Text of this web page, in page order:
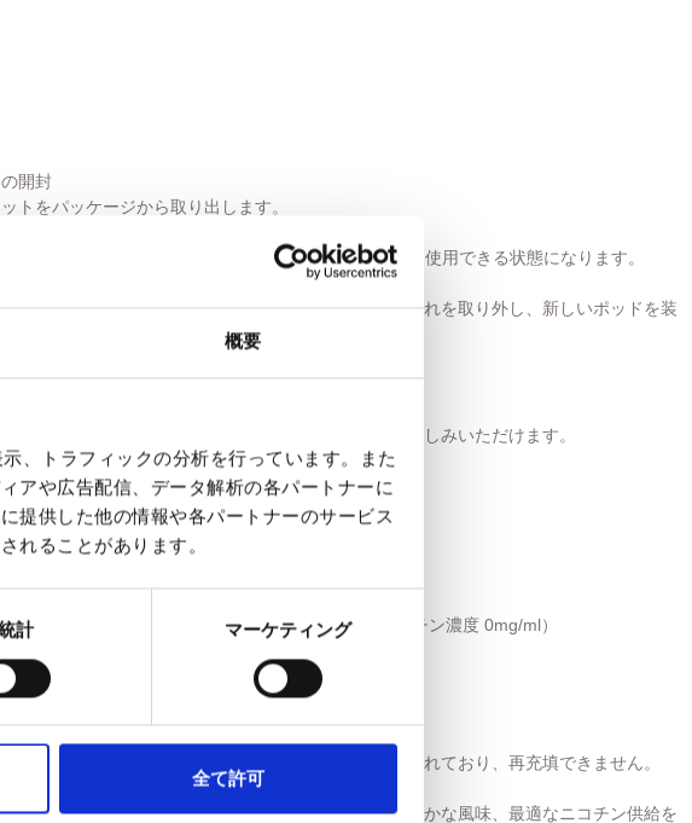
概要
、トラフィックの分析を行っています。また
アや広告配信、データ解析の各パートナーに
提供した他の情報や各パートナーのサービス
れることがあります。
計 マーケティング
全て許可
開封
トをパッケージから取り出します。
USB-C充電器に接続してください。充電が完了すると、使用できる状態になります。
は輸送時保護用の空のポッドが装着されています。これを取り外し、新しいポッドを装
を素早く3回押して、バッテリーを起動します。
ースから吸引すると、スムーズで安定したベイプをお楽しみいただけます。
は Ezee Next ポッド専用 です。
入りパック × 1（ピンクレモネードフレーバー／ニコチン濃度 0mg/ml）
使い捨て・再充填不可のベイプポッド。ポッドは密封されており、再充填できません。
ー：セラミックコイル採用。よりスムーズな蒸気、豊かな風味、最適なニコチン供給を